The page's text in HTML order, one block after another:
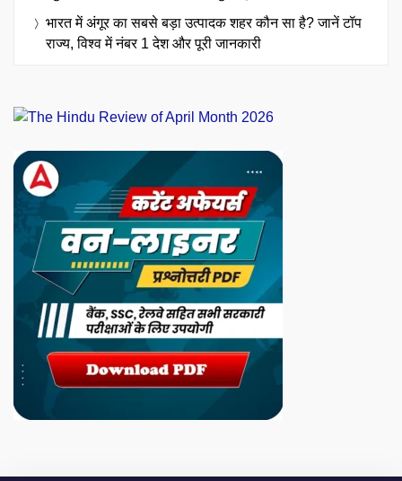
भारत में अंगूर का सबसे बड़ा उत्पादक शहर कौन सा है? जानें टॉप
राज्य, विश्व में नंबर 1 देश और पूरी जानकारी